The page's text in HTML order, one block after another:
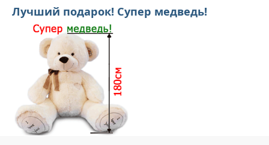
Лучший подарок! Супер медведь!